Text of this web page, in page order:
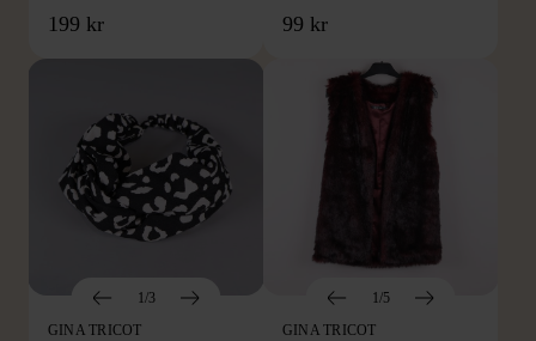
199 kr 99 kr
1/3
GINA TRICOT
1/5
GINA TRICOT